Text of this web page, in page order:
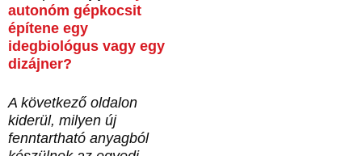
autonóm gépkocsit
építene egy
idegbiológus vagy egy
dizájner?
A következő oldalon
kiderül, milyen új
fenntartható anyagból